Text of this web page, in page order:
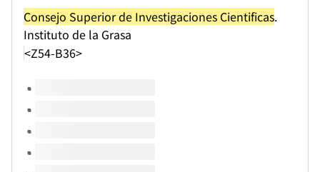
Consejo Superior de Investigaciones Cientificas.
Instituto de la Grasa
<Z54-B36>
このタイトルの巻号